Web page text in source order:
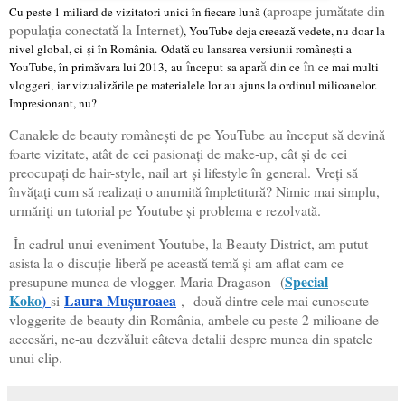
Cu peste 1 miliard de vizitatori unici în fiecare lună (aproape jumătate din
populația conectată la Internet), YouTube deja creează vedete, nu doar la
nivel global, ci și în România. Odată cu lansarea versiunii românești a
YouTube, în primăvara lui 2013, au început sa apară din ce în ce mai multi
vloggeri, iar vizualizările pe materialele lor au ajuns la ordinul milioanelor.
Impresionant, nu?
Canalele de beauty românești de pe YouTube au început să devină
foarte vizitate, atât de cei pasionați de make-up, cât și de cei
preocupați de hair-style, nail art și lifestyle în general. Vreți să
învățați cum să realizați o anumită împletitură? Nimic mai simplu,
urmăriți un tutorial pe Youtube și problema e rezolvată.
În cadrul unui eveniment Youtube, la Beauty District, am putut
asista la o discuție liberă pe această temă și am aflat cam ce
presupune munca de vlogger. Maria Dragason (Special
Koko) si Laura Mușuroaea , două dintre cele mai cunoscute
vloggerite de beauty din România, ambele cu peste 2 milioane de
accesări, ne-au dezvăluit câteva detalii despre munca din spatele
unui clip.